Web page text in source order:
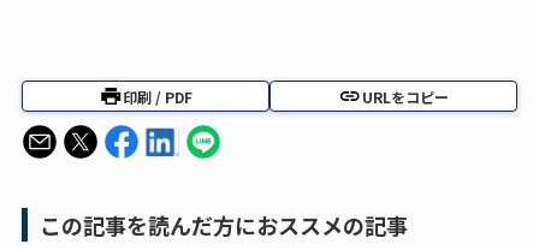
印刷 / PDF URLをコピー
この記事を読んだ方におススメの記事